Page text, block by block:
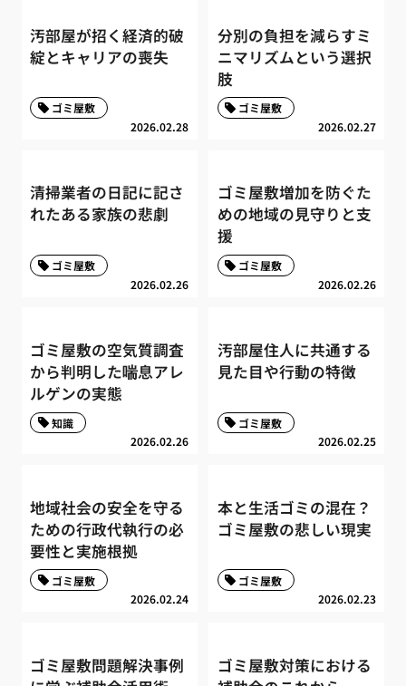
汚部屋が招く経済的破
綻とキャリアの喪失
2026.02.28
ゴミ屋敷
分別の負担を減らすミ
ニマリズムという選択
肢
2026.02.27
ゴミ屋敷
清掃業者の日記に記さ
れたある家族の悲劇
2026.02.26
ゴミ屋敷
ゴミ屋敷増加を防ぐた
めの地域の見守りと支
援
2026.02.26
ゴミ屋敷
ゴミ屋敷の空気質調査
から判明した喘息アレ
ルゲンの実態
2026.02.26
知識
汚部屋住人に共通する
見た目や行動の特徴
2026.02.25
ゴミ屋敷
地域社会の安全を守る
ための行政代執行の必
要性と実施根拠
2026.02.24
ゴミ屋敷
本と生活ゴミの混在？
ゴミ屋敷の悲しい現実
2026.02.23
ゴミ屋敷
ゴミ屋敷問題解決事例
ゴミ屋敷対策における